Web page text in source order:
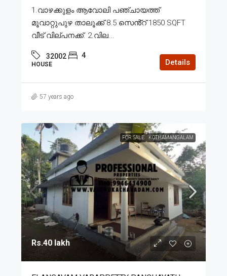
1.വാഴക്കുളം ആവോലി പഞ്ചായത്ത്
മൂവാറ്റുപുഴ താലൂക്ക് 8.5 സെൻ്റ് 1850 SQFT
വീട് വില്പനക്ക്. 2.വില...
32002 4
HOUSE Details
57 years ago
FOR SALE KOTHAMANGALAM
Rs.40 lakh